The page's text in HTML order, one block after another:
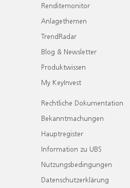
Renditemonitor
Anlagethemen
TrendRadar
Blog & Newsletter
Produktwissen
My KeyInvest
Rechtliche Dokumentation
Bekanntmachungen
Hauptregister
Information zu UBS
Nutzungsbedingungen
Datenschutzerklärung